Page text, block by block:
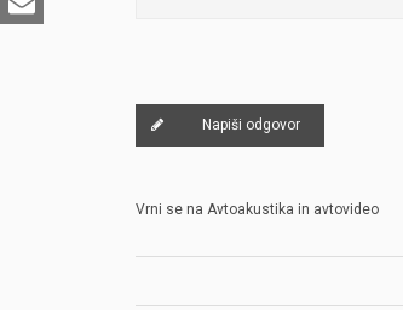
Napiši odgovor
Vrni se na Avtoakustika in avtovideo